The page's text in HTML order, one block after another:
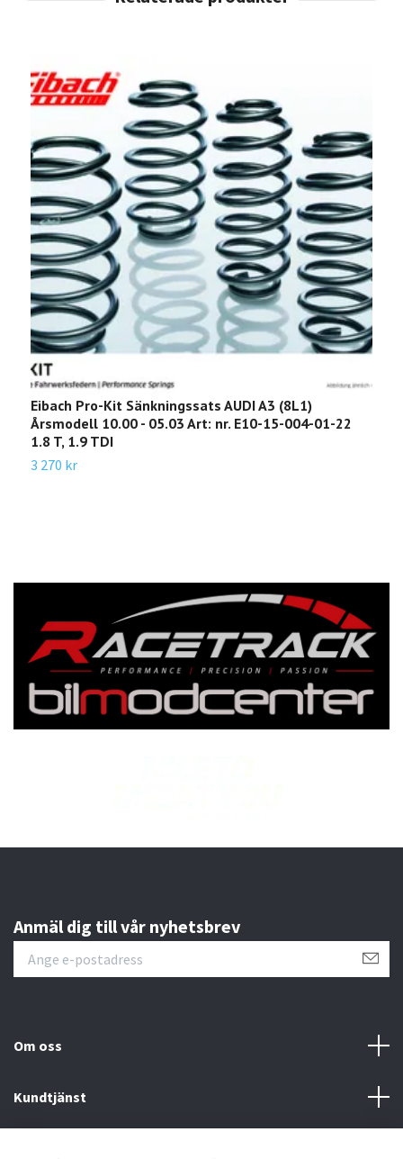
Eibach Pro-Kit Sänkningssats AUDI A3 (8L1)
Årsmodell 10.00 - 05.03 Art: nr. E10-15-004-01-22
1.8 T, 1.9 TDI
3 270 kr
Anmäl dig till vår nyhetsbrev
Om oss
Kundtjänst